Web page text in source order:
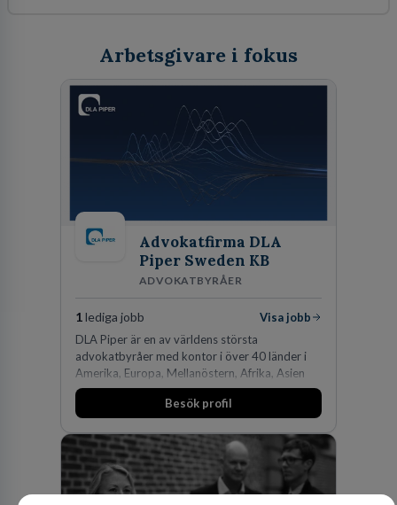
Arbetsgivare i fokus
Advokatfirma DLA
Piper Sweden KB
ADVOKATBYRÅER
1 lediga jobb
Visa jobb
DLA Piper är en av världens största
advokatbyråer med kontor i över 40 länder i
Amerika, Europa, Mellanöstern, Afrika, Asien
och Oceanien. Vi är specialister inom
affärsjuridikens alla områden och vi har några
fler än 450 jurister på fem kontor i Stockholm,
Köpenhamn, Århus, Oslo och Helsingfors kan vi
på DLA Piper erbjuda våra klienter en unik,
effektiv och gränsöverskridande nordisk
Besök profil